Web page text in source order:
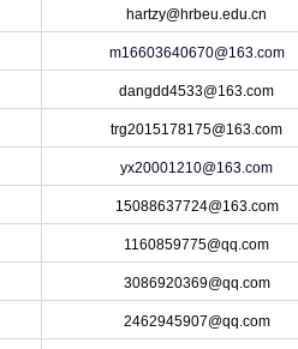
hartzy@hrbeu.edu.cn
m16603640670@163.com
dangdd4533@163.com
trg2015178175@163.com
yx20001210@163.com
15088637724@163.com
1160859775@qq.com
3086920369@qq.com
2462945907@qq.com